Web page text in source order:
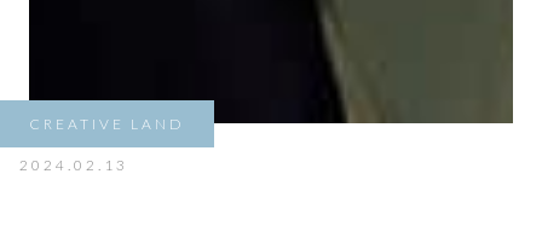
CREATIVE LAND
2024.02.13